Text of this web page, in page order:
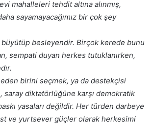
mahalleleri tehdit altına alınmış,
sayamayacağımız bir çok şey
büyütüp besleyendir. Birçok kerede bunu
sempati duyan herkes tutuklanırken,
birini seçmek, ya da destekçisi
saray diktatörlüğüne karşı demokratik
yasaları değildir. Her türden darbeye
ve yurtsever güçler olarak herkesimi